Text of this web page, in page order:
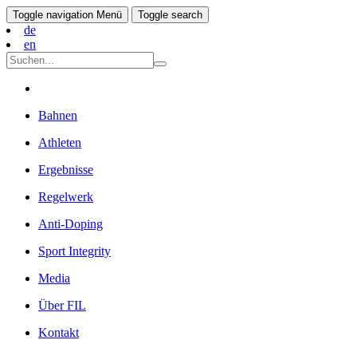
Toggle navigation Menü Toggle search
de
en
Bahnen
Athleten
Ergebnisse
Regelwerk
Anti-Doping
Sport Integrity
Media
Über FIL
Kontakt